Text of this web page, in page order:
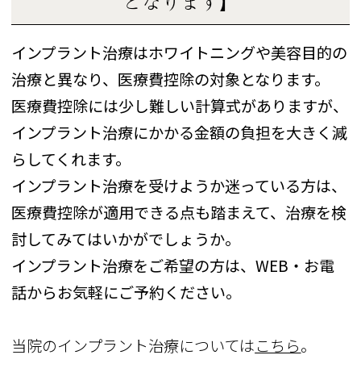
インプラント治療はホワイトニングや美容目的の
治療と異なり、医療費控除の対象となります。
医療費控除には少し難しい計算式がありますが、
インプラント治療にかかる金額の負担を大きく減
らしてくれます。
インプラント治療を受けようか迷っている方は、
医療費控除が適用できる点も踏まえて、治療を検
討してみてはいかがでしょうか。
インプラント治療をご希望の方は、WEB・お電
話からお気軽にご予約ください。
当院のインプラント治療についてはこちら。